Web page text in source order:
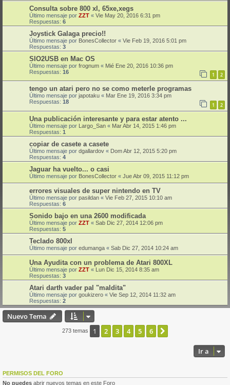
Consulta sobre 800 xl, 65xe,xegs
Último mensaje por ZZT « Vie May 20, 2016 6:31 pm
Respuestas: 6
Joystick Galaga precio!!
Último mensaje por BonesCollector « Vie Feb 19, 2016 5:01 pm
Respuestas: 3
SIO2USB en Mac OS
Último mensaje por frognum « Mié Ene 20, 2016 10:36 pm
Respuestas: 16 1 2
tengo un atari pero no se como meterle programas
Último mensaje por japotaku « Mar Ene 19, 2016 3:34 pm
Respuestas: 18 1 2
Una publicación interesante y para estar atento ...
Último mensaje por Largo_San « Mar Abr 14, 2015 1:46 pm
Respuestas: 1
copiar de casete a casete
Último mensaje por dgallardov « Dom Abr 12, 2015 5:20 pm
Respuestas: 4
Jaguar ha vuelto... o casi
Último mensaje por BonesCollector « Jue Abr 09, 2015 11:12 pm
errores visuales de super nintendo en TV
Último mensaje por pasildan « Vie Feb 27, 2015 10:10 am
Respuestas: 6
Sonido bajo en una 2600 modificada
Último mensaje por ZZT « Sab Dic 27, 2014 12:06 pm
Respuestas: 5
Teclado 800xl
Último mensaje por edumanga « Sab Dic 27, 2014 10:24 am
Una Ayudita con un problema de Atari 800XL
Último mensaje por ZZT « Lun Dic 15, 2014 8:35 am
Respuestas: 3
Atari darth vader pal "maldita"
Último mensaje por goukizero « Vie Sep 12, 2014 11:32 am
Respuestas: 2
Nuevo Tema
273 temas 1 2 3 4 5 6
Ir a
PERMISOS DEL FORO
No puedes abrir nuevos temas en este Foro